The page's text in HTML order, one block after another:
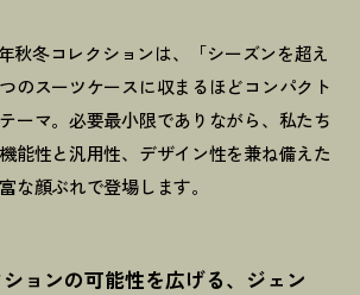
秋冬コレクションは、「シーズンを超え
のスーツケースに収まるほどコンパクト
ーマ。必要最小限でありながら、私たち
能性と汎用性、デザイン性を兼ね備えた
な顔ぶれで登場します。
ョンの可能性を広げる、ジェン